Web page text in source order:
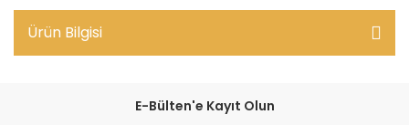
Ürün Bilgisi
E-Bülten'e Kayıt Olun